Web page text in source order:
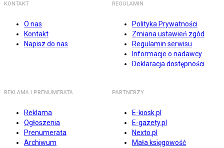
KONTAKT
O nas
Kontakt
Napisz do nas
REGULAMIN
Polityka Prywatności
Zmiana ustawień zgód
Regulamin serwisu
Informacje o nadawcy
Deklaracja dostępności
REKLAMA I PRENUMERATA
Reklama
Ogłoszenia
Prenumerata
Archiwum
PARTNERZY
E-kiosk.pl
E-gazety.pl
Nexto.pl
Mała księgowość